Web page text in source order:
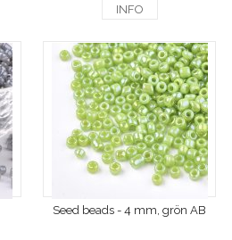
INFO
Seed beads - 4 mm, grön AB